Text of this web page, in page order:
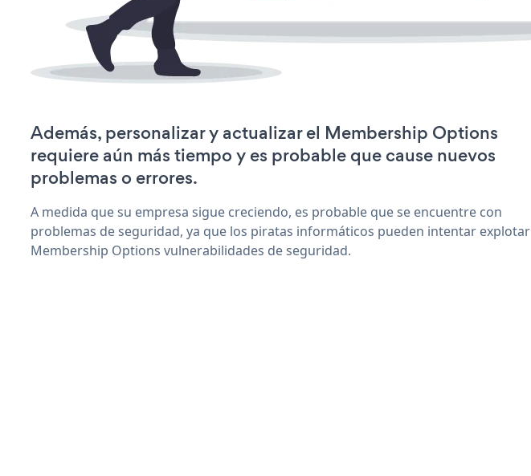
Además, personalizar y actualizar el Membership Options
requiere aún más tiempo y es probable que cause nuevos
problemas o errores.
A medida que su empresa sigue creciendo, es probable que se encuentre con
problemas de seguridad, ya que los piratas informáticos pueden intentar explotar
Membership Options vulnerabilidades de seguridad.